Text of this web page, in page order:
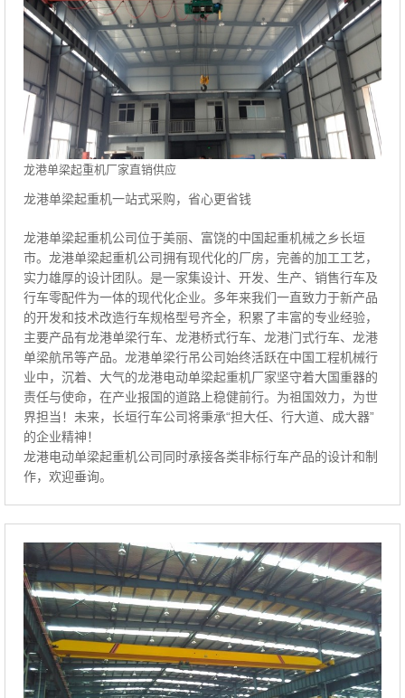
龙港单梁起重机厂家直销供应
龙港单梁起重机一站式采购，省心更省钱
龙港单梁起重机公司位于美丽、富饶的中国起重机械之乡长垣
市。龙港单梁起重机公司拥有现代化的厂房，完善的加工工艺，
实力雄厚的设计团队。是一家集设计、开发、生产、销售行车及
行车零配件为一体的现代化企业。多年来我们一直致力于新产品
的开发和技术改造行车规格型号齐全，积累了丰富的专业经验，
主要产品有龙港单梁行车、龙港桥式行车、龙港门式行车、龙港
单梁航吊等产品。龙港单梁行吊公司始终活跃在中国工程机械行
业中，沉着、大气的龙港电动单梁起重机厂家坚守着大国重器的
责任与使命，在产业报国的道路上稳健前行。为祖国效力，为世
界担当！未来，长垣行车公司将秉承“担大任、行大道、成大器”
的企业精神！
龙港电动单梁起重机公司同时承接各类非标行车产品的设计和制
作，欢迎垂询。